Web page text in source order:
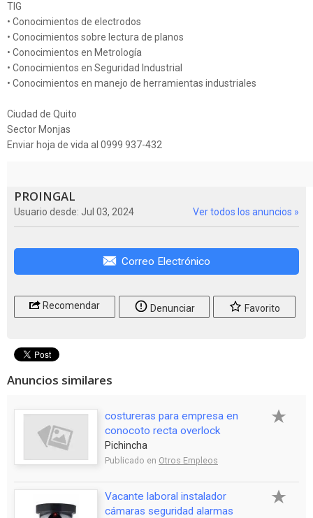
TIG
• Conocimientos de electrodos
• Conocimientos sobre lectura de planos
• Conocimientos en Metrología
• Conocimientos en Seguridad Industrial
• Conocimientos en manejo de herramientas industriales
Ciudad de Quito
Sector Monjas
Enviar hoja de vida al 0999 937-432
PROINGAL
Usuario desde: Jul 03, 2024 Ver todos los anuncios »
Correo Electrónico
Recomendar Denunciar Favorito
Anuncios similares
costureras para empresa en
conocoto recta overlock
Pichincha
Publicado en Otros Empleos
Vacante laboral instalador
cámaras seguridad alarmas